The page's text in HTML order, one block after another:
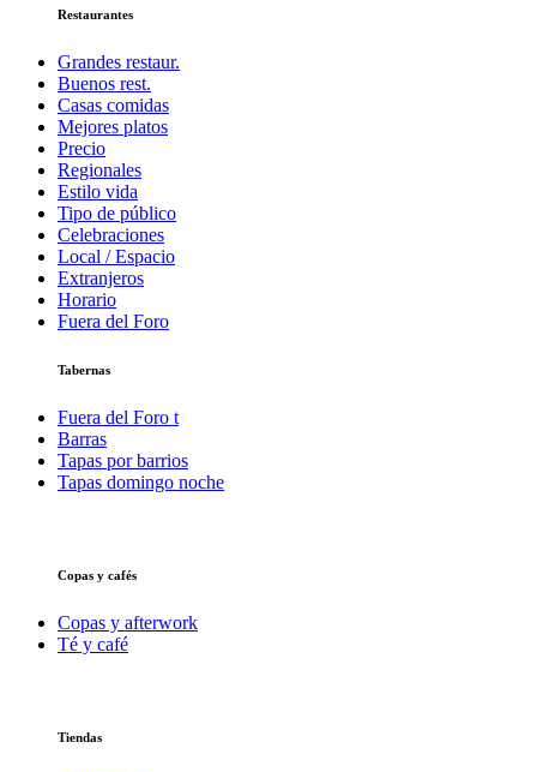
Restaurantes
Grandes restaur.
Buenos rest.
Casas comidas
Mejores platos
Precio
Regionales
Estilo vida
Tipo de público
Celebraciones
Local / Espacio
Extranjeros
Horario
Fuera del Foro
Tabernas
Fuera del Foro t
Barras
Tapas por barrios
Tapas domingo noche
Copas y cafés
Copas y afterwork
Té y café
Tiendas